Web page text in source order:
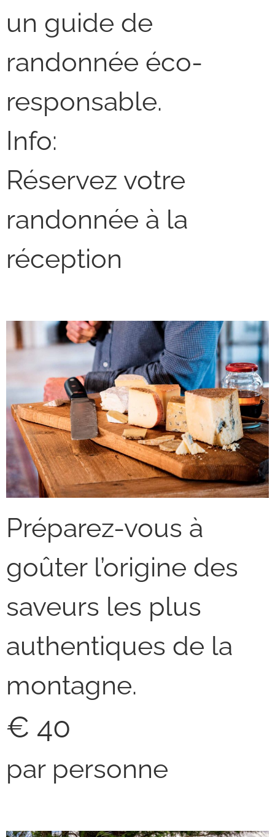
un guide de
randonnée éco-
responsable.
Info:
Réservez votre
randonnée à la
réception
Préparez-vous à
goûter l’origine des
saveurs les plus
authentiques de la
montagne.
€ 40
par personne